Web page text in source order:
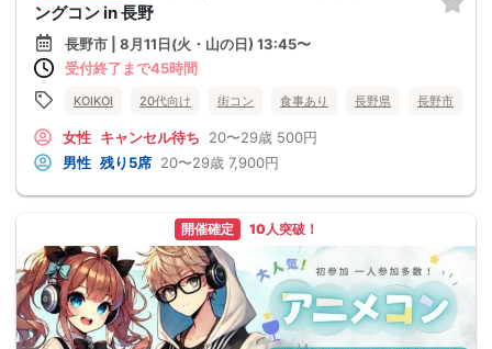
ングコン in 長野
長野市 | 8月11日(火・山の日) 13:45〜
受付終了まで45時間
KOIKOI 20代向け 街コン 食事あり 長野県 長野市
女性 キャンセル待ち 20〜29歳 500円
男性 残り5席 20〜29歳 7,900円
開催確定 10人突破！